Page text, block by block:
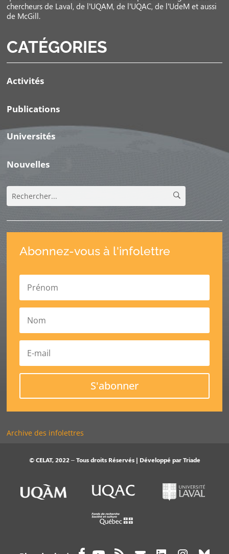
chercheurs de Laval, de l’UQAM, de l’UQAC, de l’UdeM et aussi
de McGill.
CATÉGORIES
Activités
Publications
Universités
Nouvelles
Abonnez-vous à l'infolettre
S'abonner
Archive des infolettres
© CELAT, 2022 – Tous droits Réservés | Développé parTriade